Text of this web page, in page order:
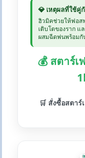
💎 เหตุผลที่ใช้คู่
ฮิวมิคช่วยให้ฟอส
เติบโตของราก แ
ผสมฉีดพ่นพร้อมกั
💰 สตาร์
🛒 สั่งซื้อสตาร์